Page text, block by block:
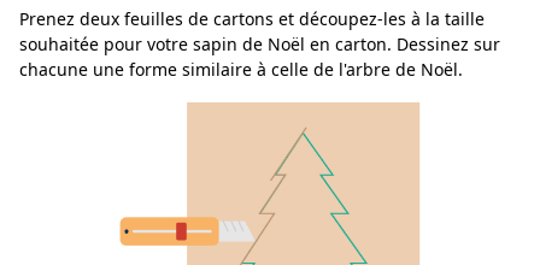
Prenez deux feuilles de cartons et découpez-les à la taille
souhaitée pour votre sapin de Noël en carton. Dessinez sur
chacune une forme similaire à celle de l'arbre de Noël.